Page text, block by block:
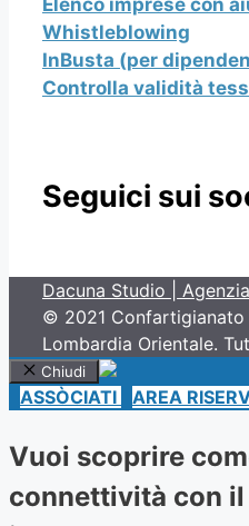
Elenco imprese con
Whistleblowing
InBusta (per
Controlla validità
Seguici sui
Dacuna Studio |
© 2021 Confartigianato
Lombardia Orientale.
Chiudi
ASSÒCIATI AREA
Vuoi scoprire
connettività con